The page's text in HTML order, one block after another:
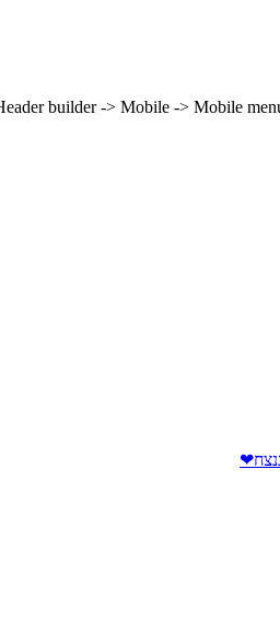
builder -> Mobile -> Mobile